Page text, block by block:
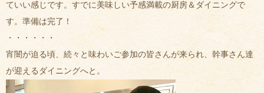
ていい感じです。すでに美味しい予感満載の厨房＆ダイニングで
す。準備は完了！
・・・・・・
宵闇が迫る頃、続々と味わいご参加の皆さんが来られ、幹事さん達
が迎えるダイニングへと。